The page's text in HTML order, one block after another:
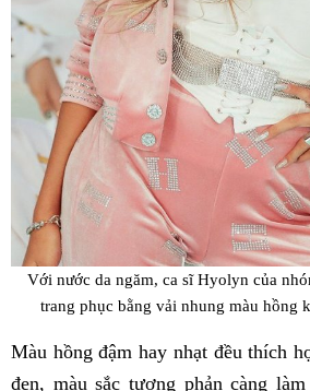
Với nước da ngăm, ca sĩ Hyolyn của
trang phục bằng vải nhung màu hồng
Màu hồng đậm hay nhạt đều thích
đen, màu sắc tương phản càng